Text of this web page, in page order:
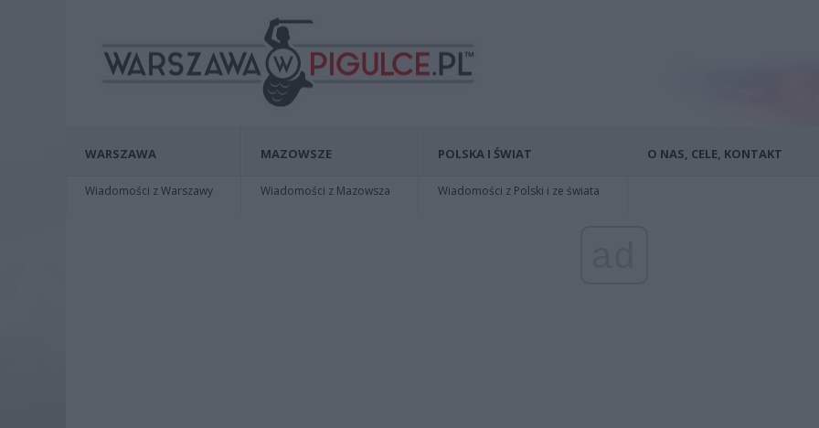
WARSZAWA
Wiadomości z Warszawy
MAZOWSZE
Wiadomości z Mazowsza
POLSKA I ŚWIAT
Wiadomości z Polski i ze świata
O NAS, CELE, KONTAKT